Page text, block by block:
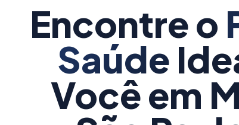
Encontre o
Saúde
Vocêem